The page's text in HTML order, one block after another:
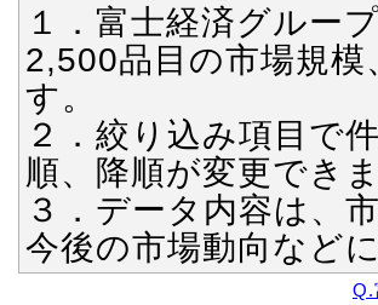
１．富士経済グルー
2,500品目の市場規
す。
２．絞り込み項目で
順、降順が変更できま
３．データ内容は、
今後の市場動向など
Q.